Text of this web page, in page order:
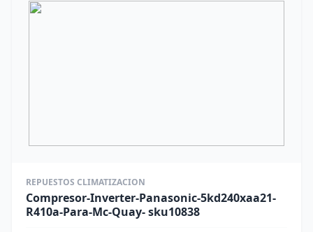
REPUESTOS CLIMATIZACION
Compresor-Inverter-Panasonic-5kd240xaa21-
R410a-Para-Mc-Quay- sku10838